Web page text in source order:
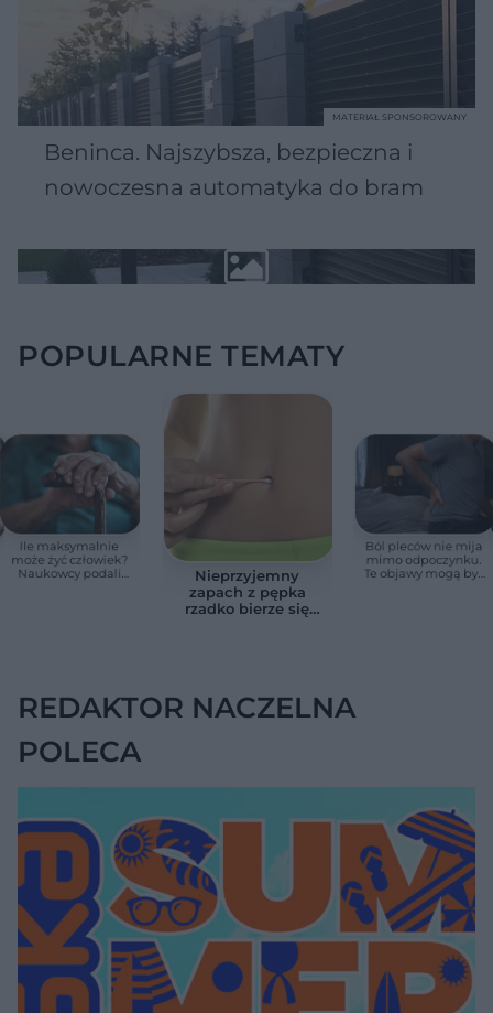
Beninca. Najszybsza, bezpieczna i
nowoczesna automatyka do bram
MATERIAŁ SPONSOROWANY
POPULARNE TEMATY
Ile maksymalnie
może żyć człowiek?
Naukowcy podali
Nieprzyjemny
zapach z pępka
rzadko bierze się
Ból pleców nie mija
mimo odpoczynku.
Te objawy mogą być
REDAKTOR NACZELNA
POLECA